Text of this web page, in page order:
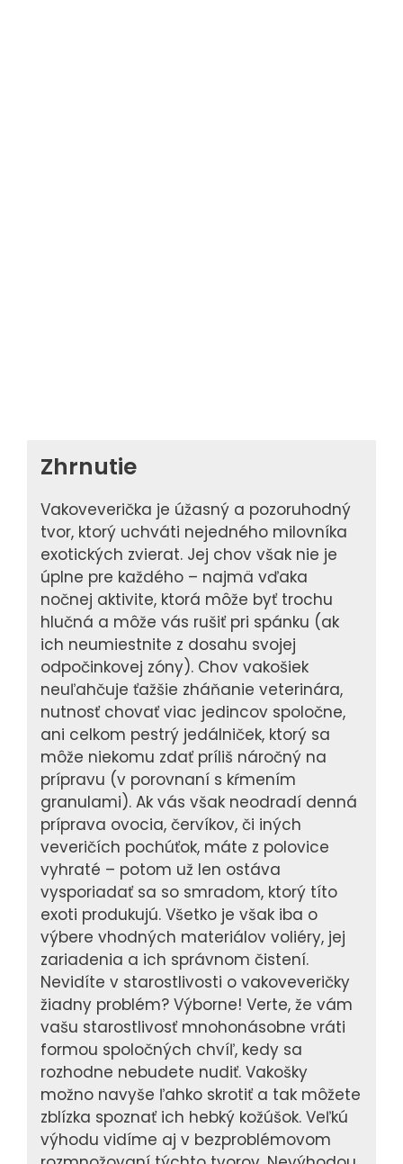
Zhrnutie
Vakoveverička je úžasný a pozoruhodný
tvor, ktorý uchváti nejedného milovníka
exotických zvierat. Jej chov však nie je
úplne pre každého – najmä vďaka
nočnej aktivite, ktorá môže byť trochu
hlučná a môže vás rušiť pri spánku (ak
ich neumiestnite z dosahu svojej
odpočinkovej zóny). Chov vakošiek
neuľahčuje ťažšie zháňanie veterinára,
nutnosť chovať viac jedincov spoločne,
ani celkom pestrý jedálniček, ktorý sa
môže niekomu zdať príliš náročný na
prípravu (v porovnaní s kŕmením
granulami). Ak vás však neodradí denná
príprava ovocia, červíkov, či iných
veveričích pochúťok, máte z polovice
vyhraté – potom už len ostáva
vysporiadať sa so smradom, ktorý títo
exoti produkujú. Všetko je však iba o
výbere vhodných materiálov voliéry, jej
zariadenia a ich správnom čistení.
Nevidíte v starostlivosti o vakoveveričky
žiadny problém? Výborne! Verte, že vám
vašu starostlivosť mnohonásobne vráti
formou spoločných chvíľ, kedy sa
rozhodne nebudete nudiť. Vakošky
možno navyše ľahko skrotiť a tak môžete
zblízka spoznať ich hebký kožúšok. Veľkú
výhodu vidíme aj v bezproblémovom